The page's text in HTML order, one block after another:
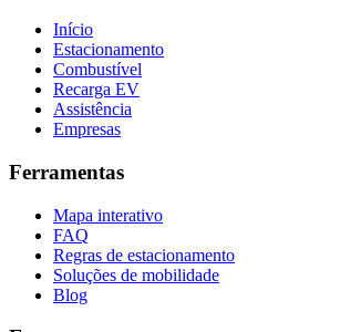
Início
Estacionamento
Combustível
Recarga EV
Assistência
Empresas
Ferramentas
Mapa interativo
FAQ
Regras de estacionamento
Soluções de mobilidade
Blog